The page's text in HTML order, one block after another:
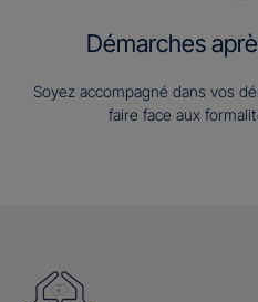
Démarches
Soyez accompagné dans vos
faire face aux